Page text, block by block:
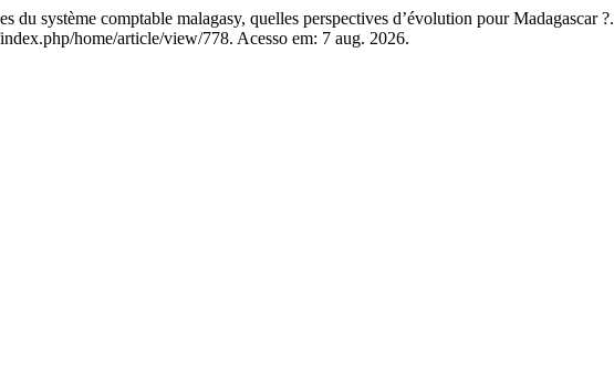
comptable malagasy, quelles perspectives d’évolution pour Madagascar ?.
home/article/view/778. Acesso em: 7 aug. 2026.